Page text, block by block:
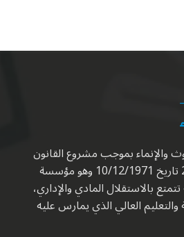
والإنماء بموجب مشروع القانون
المنفذ بالمرسوم رقم 2356 تاريخ 10/12/1971 وهو مؤسسة
بالاستقلال المادي والإداري،
والتعليم العالي الذي يمارس عليه